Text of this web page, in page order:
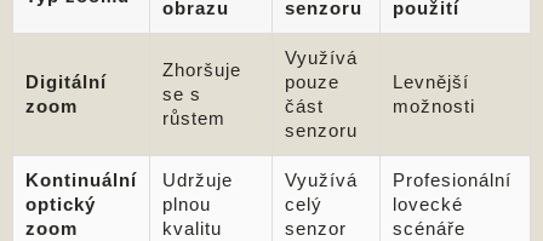
obrazu
senzoru
použití
Digitální
zoom
Zhoršuje
se s
růstem
Využívá
pouze
část
senzoru
Levnější
možnosti
Kontinuální
optický
zoom
Udržuje
plnou
kvalitu
Využívá
celý
senzor
Profesionální
lovecké
scénáře